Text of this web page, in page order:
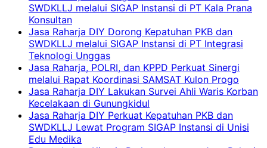
SWDKLLJ melalui SIGAP Instansi di PT Kala Prana
Konsultan
Jasa Raharja DIY Dorong Kepatuhan PKB dan
SWDKLLJ melalui SIGAP Instansi di PT Integrasi
Teknologi Unggas
Jasa Raharja, POLRI, dan KPPD Perkuat Sinergi
melalui Rapat Koordinasi SAMSAT Kulon Progo
Jasa Raharja DIY Lakukan Survei Ahli Waris Korban
Kecelakaan di Gunungkidul
Jasa Raharja DIY Perkuat Kepatuhan PKB dan
SWDKLLJ Lewat Program SIGAP Instansi di Unisi
Edu Medika